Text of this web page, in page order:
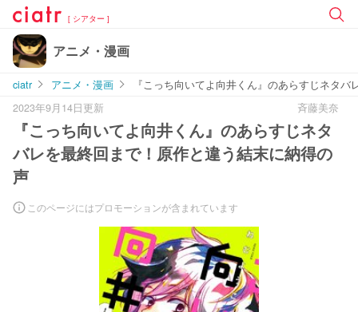
[ シアター ]
アニメ・漫画
ciatr アニメ・漫画
『こっち向いてよ向井くん』のあらすじネタ
2023年9月14日更新
斉藤美奈
『こっち向いてよ向井くん』のあらすじネタ
バレを最終回まで！原作と違う結末に納得の
声
このページにはプロモーションが含まれています